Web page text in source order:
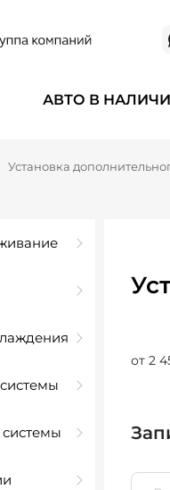
АВТО В
Установка
от 2